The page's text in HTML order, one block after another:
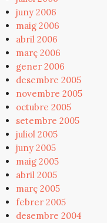
juny 2006
maig 2006
abril 2006
març 2006
gener 2006
desembre 2005
novembre 2005
octubre 2005
setembre 2005
juliol 2005
juny 2005
maig 2005
abril 2005
març 2005
febrer 2005
desembre 2004